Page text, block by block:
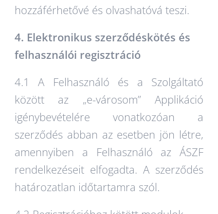
hozzáférhetővé és olvashatóvá teszi.
4. Elektronikus szerződéskötés és
felhasználói regisztráció
4.1 A Felhasználó és a Szolgáltató
között az „e-városom” Applikáció
igénybevételére vonatkozóan a
szerződés abban az esetben jön létre,
amennyiben a Felhasználó az ÁSZF
rendelkezéseit elfogadta. A szerződés
határozatlan időtartamra szól.